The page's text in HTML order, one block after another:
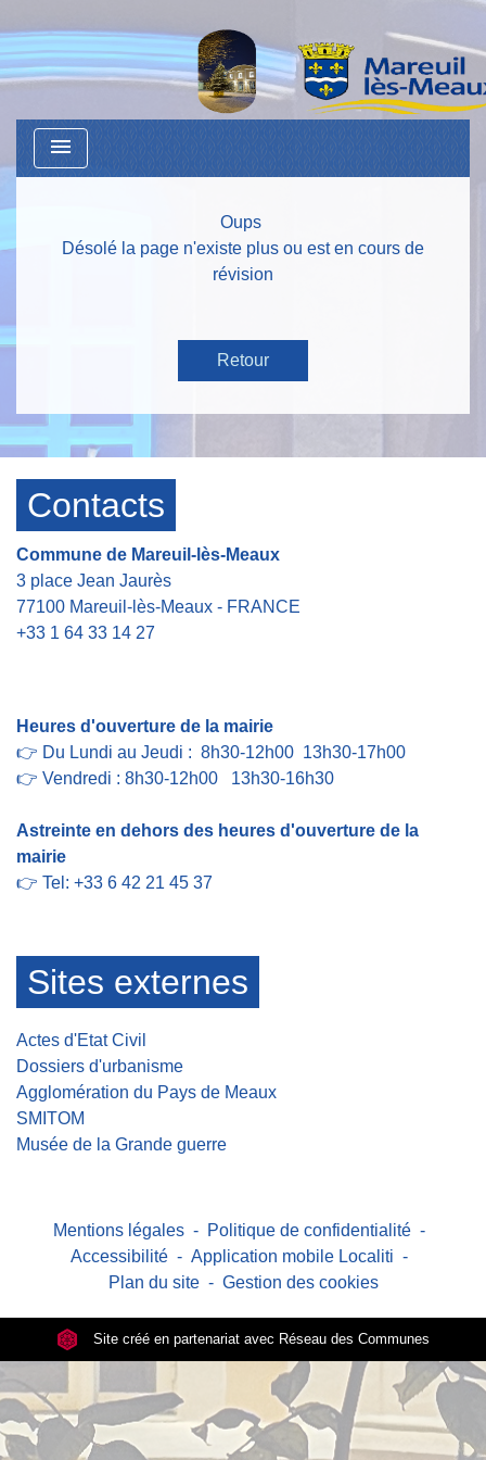
menu
Oups
Désolé la page n'existe plus ou est en cours de
révision
Retour
Contacts
Commune de Mareuil-lès-Meaux
3 place Jean Jaurès
77100 Mareuil-lès-Meaux - FRANCE
+33 1 64 33 14 27
Heures d'ouverture de la mairie
👉 Du Lundi au Jeudi : 8h30-12h00 13h30-17h00
👉 Vendredi : 8h30-12h00 13h30-16h30
Astreinte en dehors des heures d'ouverture de la
mairie
👉 Tel: +33 6 42 21 45 37
Sites externes
Actes d'Etat Civil
Dossiers d'urbanisme
Agglomération du Pays de Meaux
SMITOM
Musée de la Grande guerre
Mentions légales - Politique de confidentialité -
Accessibilité - Application mobile Localiti -
Plan du site - Gestion des cookies
Site créé en partenariat avec Réseau des Communes